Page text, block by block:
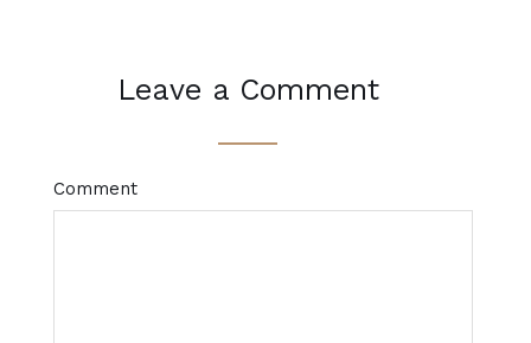
Leave a Comment
Comment